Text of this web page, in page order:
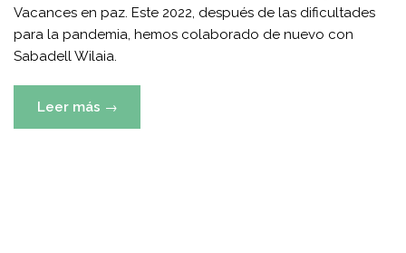
Vacances en paz. Este 2022, después de las dificultades
para la pandemia, hemos colaborado de nuevo con
Sabadell Wilaia.
Leer más «Niños
y
→